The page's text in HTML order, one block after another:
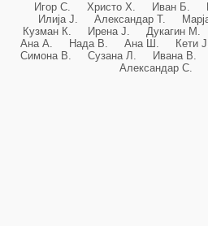
Игор С. Христо Х. Иван Б.
Илија Ј. Александар Т.
Кузман К. Ирена Ј. Дукагин
Ана А. Нада В. Ана Ш. Кети
Симона В. Сузана Л. Ивана В.
Александар С.